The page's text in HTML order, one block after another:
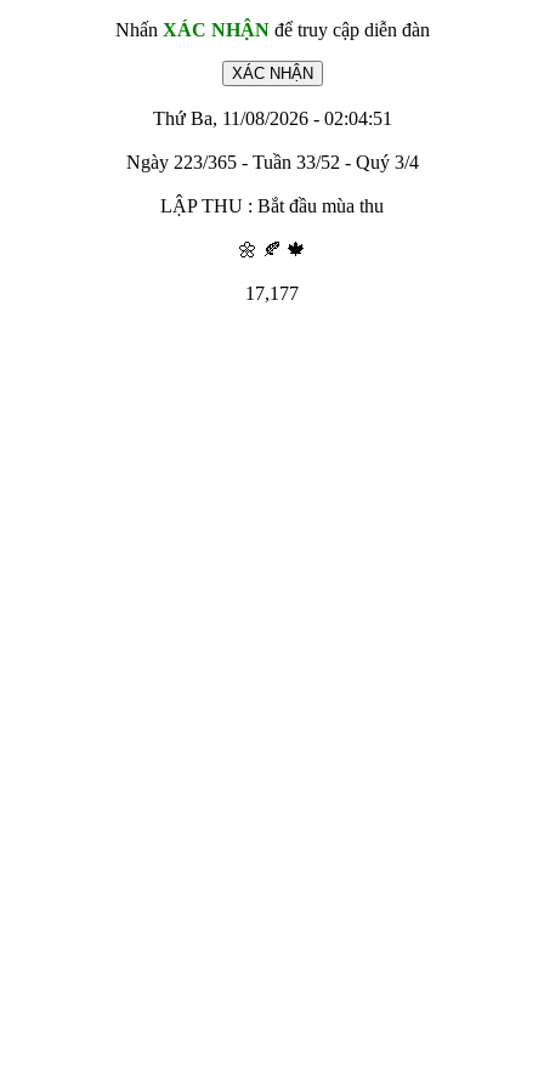
Nhấn XÁC NHẬNđể truy cập diễn đàn
Thứ Ba, 11/08/2026 - 02:04:51
Ngày 223/365 - Tuần 33/52 - Quý 3/4
LẬP THU : Bắt đầu mùa thu
🌼 🍂 🍁
17,177